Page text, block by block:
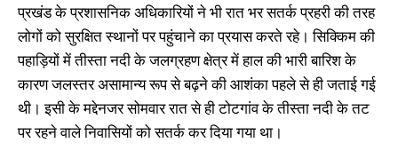
प्रखंड के प्रशासनिक अधिकारियों ने भी रात भर सतर्क प्रहरी की तरह
लोगों को सुरक्षित स्थानों पर पहुंचाने का प्रयास करते रहे। सिक्किम की
पहाड़ियों में तीस्ता नदी के जलग्रहण क्षेत्र में हाल की भारी बारिश के
कारण जलस्तर असामान्य रूप से बढ़ने की आशंका पहले से ही जताई गई
थी। इसी के मद्देनजर सोमवार रात से ही टोटगांव के तीस्ता नदी के तट
पर रहने वाले निवासियों को सतर्क कर दिया गया था।